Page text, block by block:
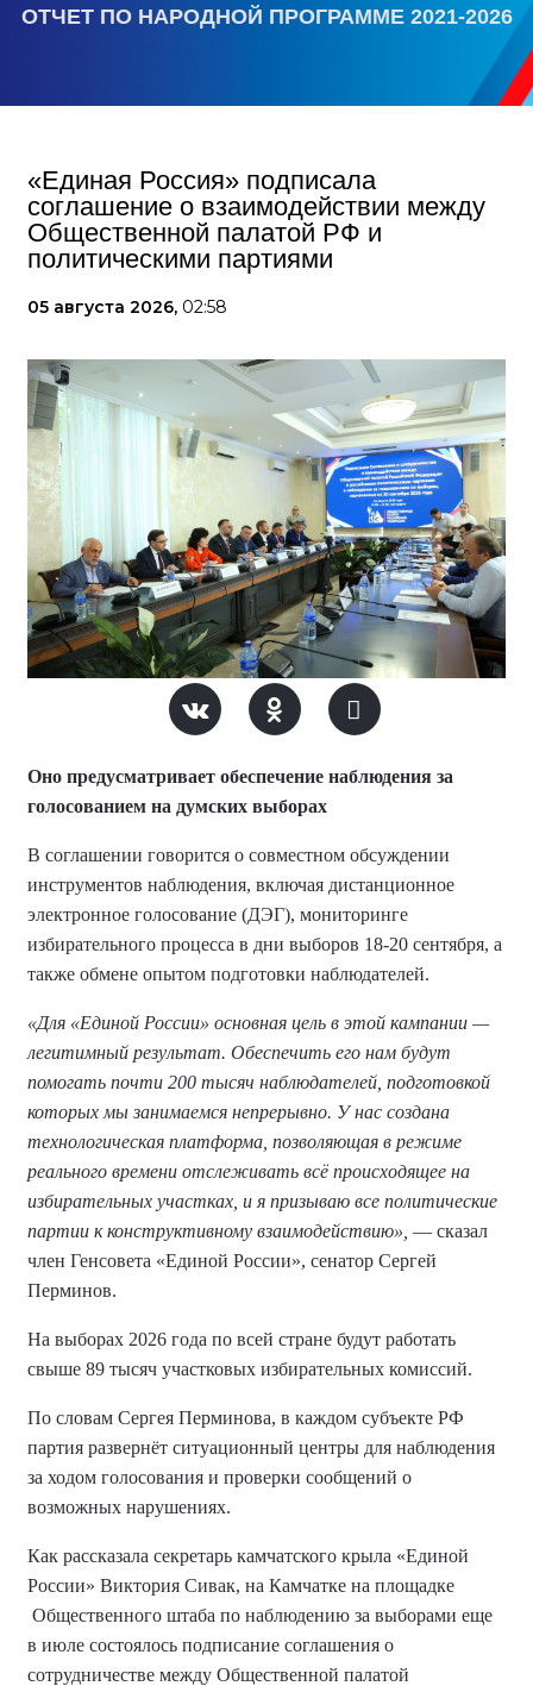
ОТЧЕТ ПО НАРОДНОЙ ПРОГРАММЕ 2021-2026
«Единая Россия» подписала
соглашение о взаимодействии между
Общественной палатой РФ и
политическими партиями
05 августа 2026, 02:58
Оно предусматривает обеспечение наблюдения за
голосованием на думских выборах
В соглашении говорится о совместном обсуждении
инструментов наблюдения, включая дистанционное
электронное голосование (ДЭГ), мониторинге
избирательного процесса в дни выборов 18-20 сентября, а
также обмене опытом подготовки наблюдателей.
«Для «Единой России» основная цель в этой кампании —
легитимный результат. Обеспечить его нам будут
помогать почти 200 тысяч наблюдателей, подготовкой
которых мы занимаемся непрерывно. У нас создана
технологическая платформа, позволяющая в режиме
реального времени отслеживать всё происходящее на
избирательных участках, и я призываю все политические
партии к конструктивному взаимодействию», — сказал
член Генсовета «Единой России», сенатор Сергей
Перминов.
На выборах 2026 года по всей стране будут работать
свыше 89 тысяч участковых избирательных комиссий.
По словам Сергея Перминова, в каждом субъекте РФ
партия развернёт ситуационный центры для наблюдения
за ходом голосования и проверки сообщений о
возможных нарушениях.
Как рассказала секретарь камчатского крыла «Единой
России» Виктория Сивак, на Камчатке на площадке
Общественного штаба по наблюдению за выборами еще
в июле состоялось подписание соглашения о
сотрудничестве между Общественной палатой